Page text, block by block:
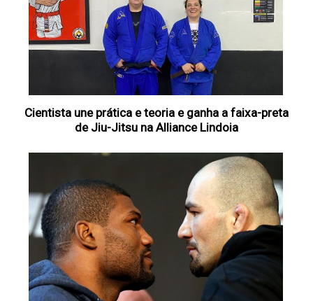
Cientista une prática e teoria e ganha a faixa-preta
de Jiu-Jitsu na Alliance Lindoia